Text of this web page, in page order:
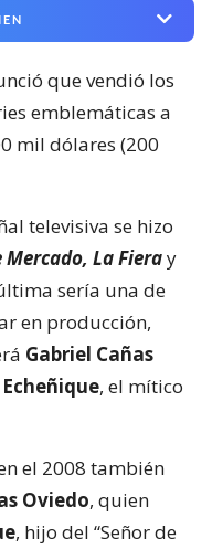
que vendió los
emblemáticas a
mil dólares (200
televisiva se hizo
Mercado, La Fieray
sería una de
en producción,
Gabriel Cañas
Echeñique, el mítico
el 2008 también
Oviedo, quien
, hijo del “Señor de